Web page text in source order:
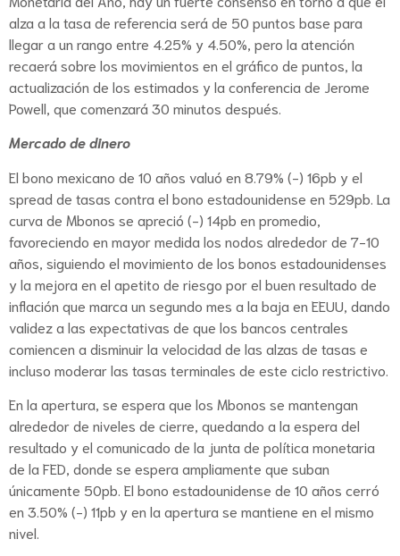
alza a la tasa de referencia será de 50 puntos base para
llegar a un rango entre 4.25% y 4.50%, pero la atención
recaerá sobre los movimientos en el gráfico de puntos, la
actualización de los estimados y la conferencia de Jerome
Powell, que comenzará 30 minutos después.
Mercado de dinero
El bono mexicano de 10 años valuó en 8.79% (-) 16pb y el
spread de tasas contra el bono estadounidense en 529pb. La
curva de Mbonos se apreció (-) 14pb en promedio,
favoreciendo en mayor medida los nodos alrededor de 7-10
años, siguiendo el movimiento de los bonos estadounidenses
y la mejora en el apetito de riesgo por el buen resultado de
inflación que marca un segundo mes a la baja en EEUU, dando
validez a las expectativas de que los bancos centrales
comiencen a disminuir la velocidad de las alzas de tasas e
incluso moderar las tasas terminales de este ciclo restrictivo.
En la apertura, se espera que los Mbonos se mantengan
alrededor de niveles de cierre, quedando a la espera del
resultado y el comunicado de la junta de política monetaria
de la FED, donde se espera ampliamente que suban
únicamente 50pb. El bono estadounidense de 10 años cerró
en 3.50% (-) 11pb y en la apertura se mantiene en el mismo
nivel.